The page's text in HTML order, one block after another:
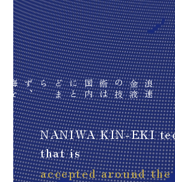
NANIWA KIN-EKI
that is
accepted around
浪
速
金
液
の
技
術
は
国
内
に
と
ど
ま
らず
、
海
を
渡り
、
世
界
中
で
喜
ば
れ
る
よう